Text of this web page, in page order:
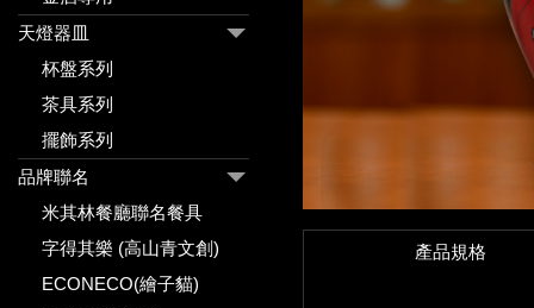
天燈器皿
杯盤系列
茶具系列
擺飾系列
品牌聯名
米其林餐廳聯名餐具
字得其樂 (高山青文創)
ECONECO(繪子貓)
產品規格